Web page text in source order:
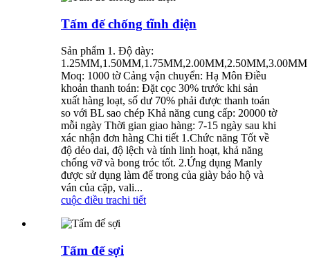
Tấm đế chống tĩnh điện
Sản phẩm 1. Độ dày:
1.25MM,1.50MM,1.75MM,2.00MM,2.50MM,3.00MM
Moq: 1000 tờ Cảng vận chuyển: Hạ Môn Điều
khoản thanh toán: Đặt cọc 30% trước khi sản
xuất hàng loạt, số dư 70% phải được thanh toán
so với BL sao chép Khả năng cung cấp: 20000 tờ
mỗi ngày Thời gian giao hàng: 7-15 ngày sau khi
xác nhận đơn hàng Chi tiết 1.Chức năng Tốt về
độ dẻo dai, độ lệch và tính linh hoạt, khả năng
chống vỡ và bong tróc tốt. 2.Ứng dụng Manly
được sử dụng làm đế trong của giày bảo hộ và
ván của cặp, vali...
cuộc điều trachi tiết
Tấm đế sợi